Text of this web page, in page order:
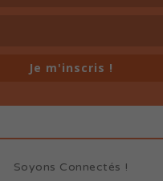
Je m'inscris !
Soyons Connectés !